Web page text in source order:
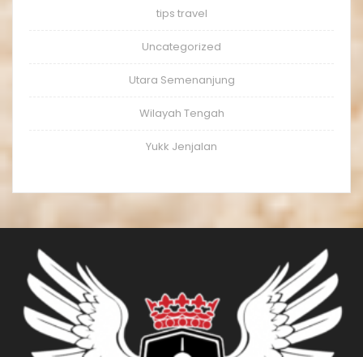
tips travel
Uncategorized
Utara Semenanjung
Wilayah Tengah
Yukk Jenjalan